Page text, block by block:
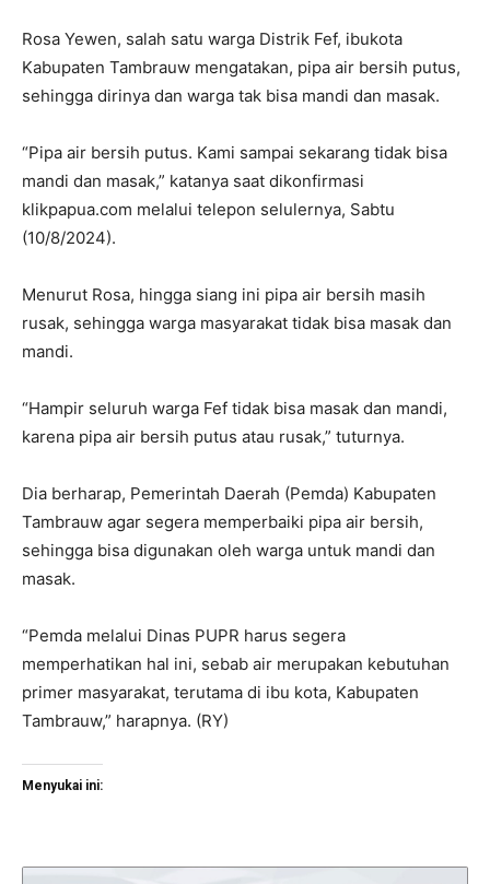
Rosa Yewen, salah satu warga Distrik Fef, ibukota
Kabupaten Tambrauw mengatakan, pipa air bersih putus,
sehingga dirinya dan warga tak bisa mandi dan masak.
“Pipa air bersih putus. Kami sampai sekarang tidak bisa
mandi dan masak,” katanya saat dikonfirmasi
klikpapua.com melalui telepon selulernya, Sabtu
(10/8/2024).
Menurut Rosa, hingga siang ini pipa air bersih masih
rusak, sehingga warga masyarakat tidak bisa masak dan
mandi.
“Hampir seluruh warga Fef tidak bisa masak dan mandi,
karena pipa air bersih putus atau rusak,” tuturnya.
Dia berharap, Pemerintah Daerah (Pemda) Kabupaten
Tambrauw agar segera memperbaiki pipa air bersih,
sehingga bisa digunakan oleh warga untuk mandi dan
masak.
“Pemda melalui Dinas PUPR harus segera
memperhatikan hal ini, sebab air merupakan kebutuhan
primer masyarakat, terutama di ibu kota, Kabupaten
Tambrauw,” harapnya. (RY)
Menyukai ini: